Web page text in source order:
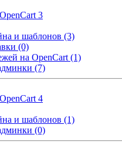
3
и шаблонов (3)
(0)
на OpenCart (1)
(7)
4
и шаблонов (1)
(0)